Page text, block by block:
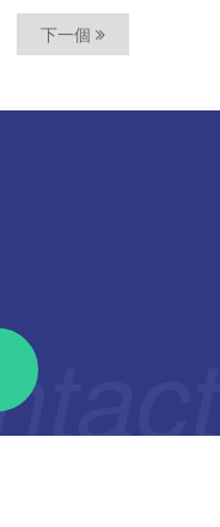
下一個